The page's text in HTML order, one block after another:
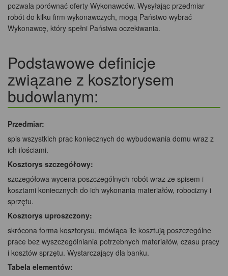
pozwala porównać oferty Wykonawców. Wysyłając przedmiar
robót do kilku firm wykonawczych, mogą Państwo wybrać
Wykonawcę, który spełni Państwa oczekiwania.
Podstawowe definicje
związane z kosztorysem
budowlanym:
Przedmiar:
spis wszystkich prac koniecznych do wybudowania domu wraz z
ich ilościami.
Kosztorys szczegółowy:
szczegółowa wycena poszczególnych robót wraz ze spisem i
kosztami koniecznych do ich wykonania materiałów, robocizny i
sprzętu.
Kosztorys uproszczony:
skrócona forma kosztorysu, mówiąca ile kosztują poszczególne
prace bez wyszczególniania potrzebnych materiałów, czasu pracy
i kosztów sprzętu. Wystarczający dla banku.
Tabela elementów: